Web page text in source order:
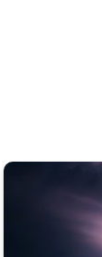
Jo, lyn kan slå